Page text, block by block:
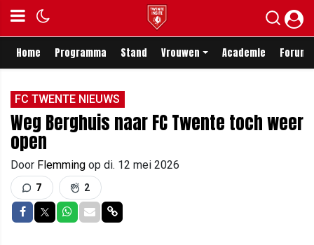
Home Programma Stand Vrouwen Academie Forum
FC TWENTE NIEUWS
Weg Berghuis naar FC Twente toch weer
open
Door Flemming op di. 12 mei 2026
7 2
Delen op Facebook
Delen op Twitter
Delen op Whatsapp
Delen via Mail
Delen via link